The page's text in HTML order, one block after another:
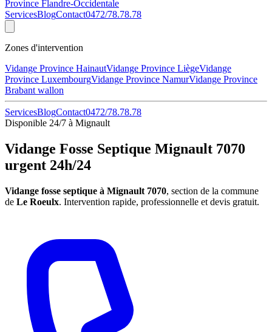
Province Flandre-Occidentale
ServicesBlogContact0472/78.78.78
Zones d'intervention
Vidange Province HainautVidange Province LiègeVidange
Province LuxembourgVidange Province NamurVidange Province
Brabant wallon
ServicesBlogContact0472/78.78.78
Disponible 24/7 à Mignault
Vidange Fosse Septique Mignault 7070
urgent 24h/24
Vidange fosse septique à Mignault 7070, section de la commune
de Le Roeulx. Intervention rapide, professionnelle et devis gratuit.